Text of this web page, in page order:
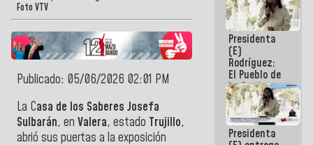
Foto VTV
Publicado: 05/06/2026 02:01 PM
La Casa de los Saberes Josefa
Sulbarán, en Valera, estado Trujillo,
abrió sus puertas a la exposición
rehabilitación
de Escuela
Militar de
Mamo en La
Guaira
Presidenta
(E)
Rodríguez:
El Pueblo de
La Guaira
siempre
estará
acompañada
por el
Presidenta